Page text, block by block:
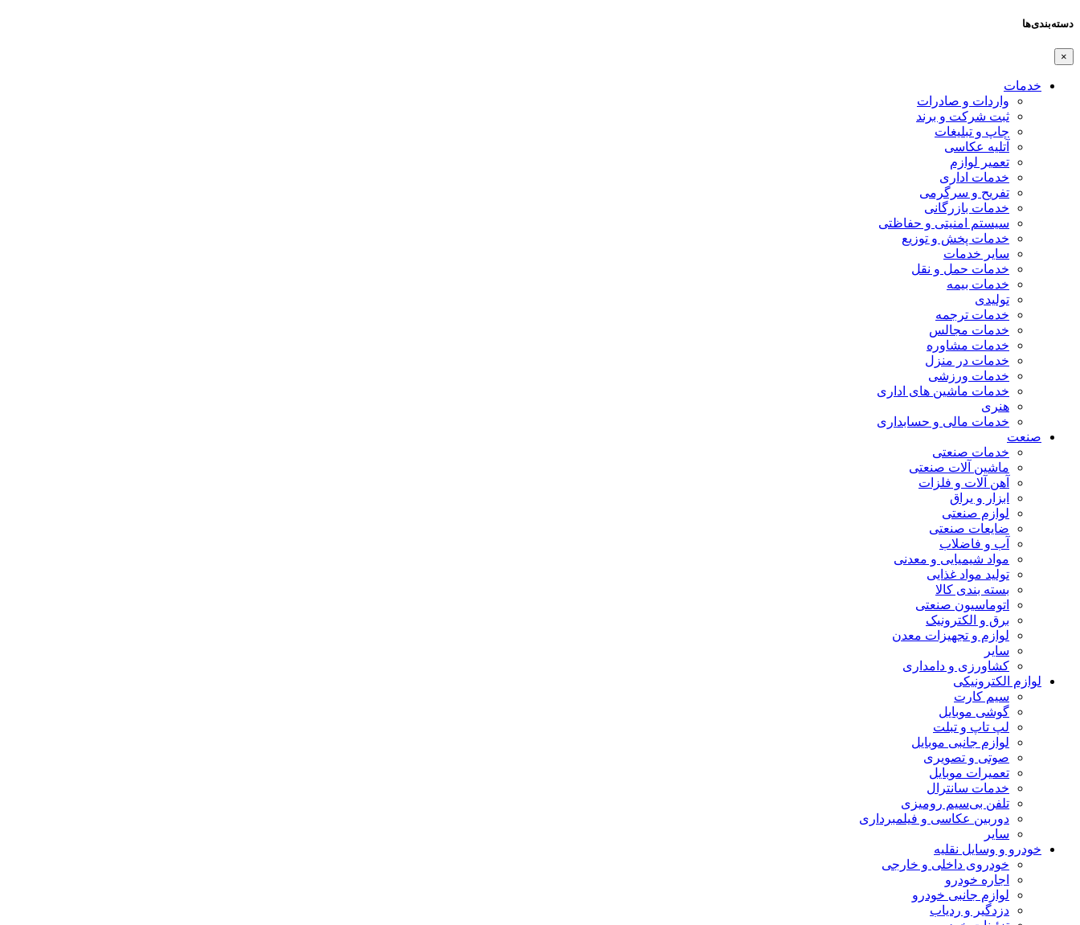
دسته‌بندی‌ها
×
خدمات
واردات و صادرات
ثبت شرکت و برند
چاپ و تبلیغات
آتلیه عکاسی
تعمیر لوازم
خدمات اداری
تفریح و سرگرمی
خدمات بازرگانی
سیستم امنیتی و حفاظتی
خدمات پخش و توزیع
سایر خدمات
خدمات حمل و نقل
خدمات بیمه
تولیدی
خدمات ترجمه
خدمات مجالس
خدمات مشاوره
خدمات در منزل
خدمات ورزشی
خدمات ماشین های اداری
هنری
خدمات مالی و حسابداری
صنعت
خدمات صنعتی
ماشین آلات صنعتی
آهن آلات و فلزات
ابزار و یراق
لوازم صنعتی
ضایعات صنعتی
آب و فاضلاب
مواد شیمیایی و معدنی
تولید مواد غذایی
بسته بندی کالا
اتوماسیون صنعتی
برق و الکترونیک
لوازم و تجهیزات معدن
سایر
کشاورزی و دامداری
لوازم الکترونیکی
سیم کارت
گوشی موبایل
لپ تاپ و تبلت
لوازم جانبی موبایل
صوتی و تصویری
تعمیرات موبایل
خدمات سانترال
تلفن بی‌سیم رومیزی
دوربین عکاسی و فیلمبرداری
سایر
خودرو و وسایل نقلیه
خودروی داخلی و خارجی
اجاره خودرو
لوازم جانبی خودرو
دزدگیر و ردیاب